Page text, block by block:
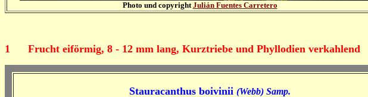
Photo und copyrightJulián Fuentes Carretero
1 Frucht eiförmig, 8 - 12 mm lang, Kurztriebe und Phyllodien verkahlend
Stauracanthus boivinii (Webb) Samp.